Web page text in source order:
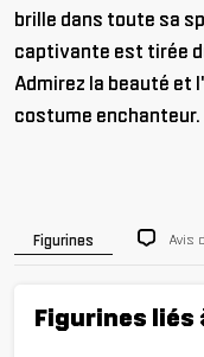
brille dans toute sa
captivante est tirée
Admirez la beauté et
costume enchanteur.
Figurines Avis
Figurines liés